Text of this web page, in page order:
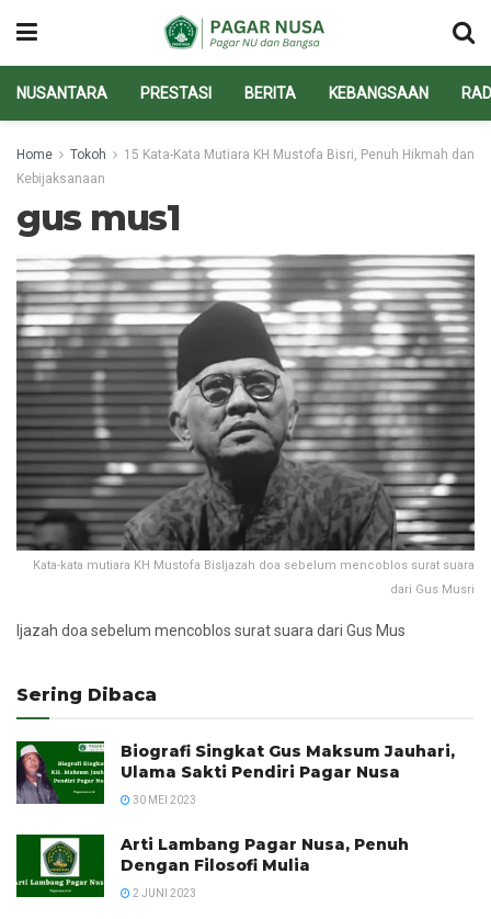
NUSANTARA PRESTASI BERITA KEBANGSAAN
Home Tokoh
15 Kata-Kata Mutiara KH Mustofa Bisri, Penuh Hikmah dan
Kebijaksanaan
gus mus1
Kata-kata mutiara KH Mustofa BisIjazah doa sebelum mencoblos surat suara
dari Gus Musri
Ijazah doa sebelum mencoblos surat suara dari Gus Mus
Sering Dibaca
Biografi Singkat Gus Maksum Jauhari,
Ulama Sakti Pendiri Pagar Nusa
30 MEI 2023
Arti Lambang Pagar Nusa, Penuh
Dengan Filosofi Mulia
2 JUNI 2023